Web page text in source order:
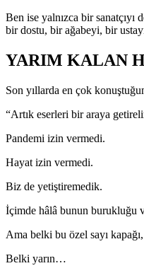
Ben ise yalnızca bir sanatçıyı
bir dostu, bir ağabeyi, bir
YARIM KALAN
Son yıllarda en çok
“Artık eserleri bir araya
Pandemi izin vermedi.
Hayat izin vermedi.
Biz de yetiştiremedik.
İçimde hâlâ bunun burukluğu
Ama belki bu özel sayı
Belki yarın…